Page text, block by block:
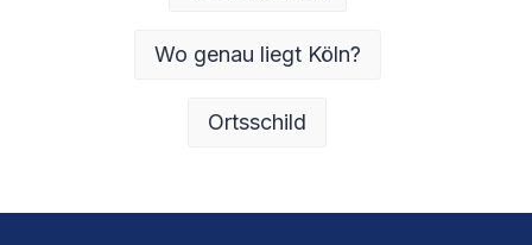
Wo genau liegt Köln?
Ortsschild